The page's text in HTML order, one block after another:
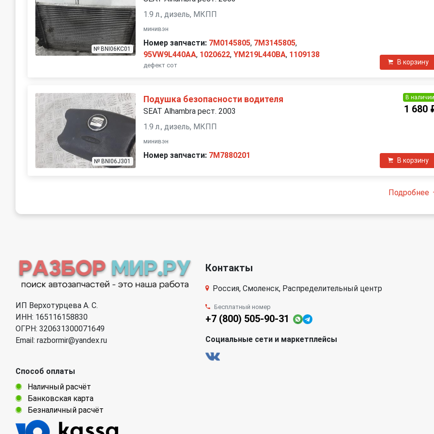
№ BNI06KC01
1.9 л., дизель, МКПП
минивэн
Номер запчасти: 7M0145805, 7M3145805,
95VW9L440AA, 1020622,YM219L440BA, 1109138
дефект сот В корзину
№ BNI06J301
Подушка безопасности водителя
SEAT Alhambra рест. 2003
1.9 л., дизель, МКПП
минивэн
Номер запчасти: 7M7880201
В
1 680
В корзину
Подробнее
ИП Верхотурцева А. С.
ИНН: 165116158830
ОГРН: 320631300071649
Email: razbormir@yandex.ru
Способ оплаты
Наличный расчёт
Банковская карта
Безналичный расчёт
Контакты
Россия, Смоленск, Распределительный центр
Бесплатный номер
+7 (800) 505-90-31
Социальные сети и маркетплейсы